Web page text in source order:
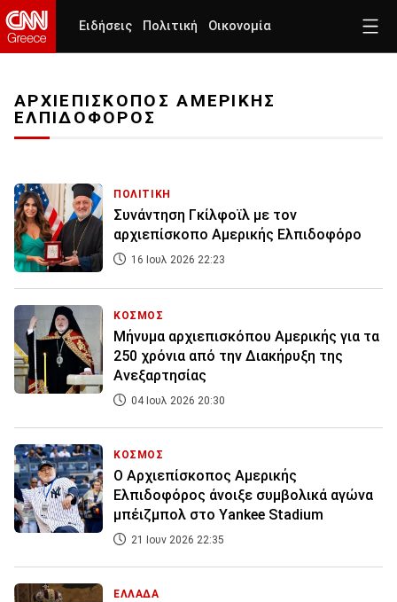
Ειδήσεις Πολιτική Οικονομία
ΑΡΧΙΕΠΙΣΚΟΠΟΣ ΑΜΕΡΙΚΗΣ
ΕΛΠΙΔΟΦΟΡΟΣ
ΠΟΛΙΤΙΚΗ
Συνάντηση Γκίλφοϊλ με τον
αρχιεπίσκοπο Αμερικής Ελπιδοφόρο
16 Ιουλ 2026 22:23
ΚΟΣΜΟΣ
Μήνυμα αρχιεπισκόπου Αμερικής για τα
250 χρόνια από την Διακήρυξη της
Ανεξαρτησίας
04 Ιουλ 2026 20:30
ΚΟΣΜΟΣ
Ο Αρχιεπίσκοπος Αμερικής
Ελπιδοφόρος άνοιξε συμβολικά αγώνα
μπέιζμπολ στο Yankee Stadium
21 Ιουν 2026 22:35
ΕΛΛΑΔΑ